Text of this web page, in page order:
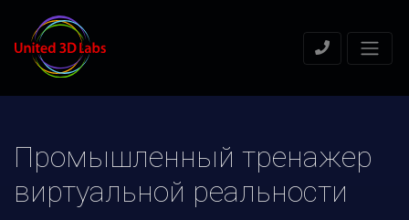
Промышленный тренажер
виртуальной реальности